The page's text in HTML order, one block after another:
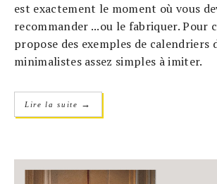
est exactement le moment où vous
recommander ...ou le fabriquer. Pour
propose des exemples de calendriers
minimalistes assez simples à imiter.
Lire la suite →